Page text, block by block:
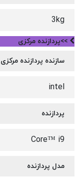
3kg
>>پردازنده مرکزی
سازنده پردازنده مرکزی
intel
پردازنده
Core™ i9
مدل پردازنده